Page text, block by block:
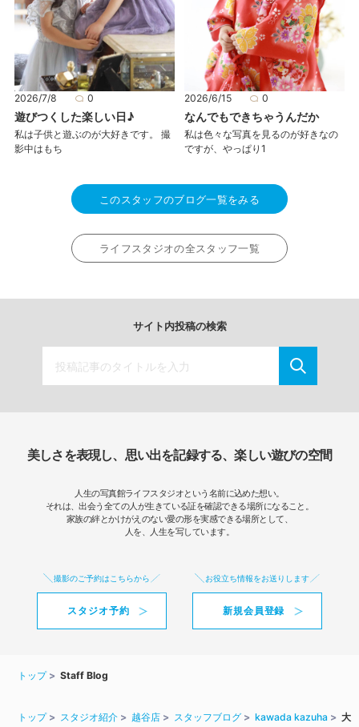
2026/7/8 0
遊びつくした楽しい日♪
私は子供と遊ぶのが大好きです。 撮
影中はもち
2026/6/15 0
なんでもできちゃうんだか
私は色々な写真を見るのが好きなの
ですが、やっぱり1
このスタッフのブログ一覧をみる
ライフスタジオの全スタッフ一覧
サイト内投稿の検索
美しさを表現し、思い出を記録する、楽しい遊びの空間
人生の写真館ライフスタジオという名前に込めた想い。
それは、出会う全ての人が生きている証を確認できる場所になること。
家族の絆とかけがえのない愛の形を実感できる場所として、
人を、人生を写しています。
撮影のご予約はこちらから
スタジオ予約
お役立ち情報をお送りします
新規会員登録
トップ Staff Blog
トップ スタジオ紹介 越谷店 スタッフブログ kawada kazuha
大